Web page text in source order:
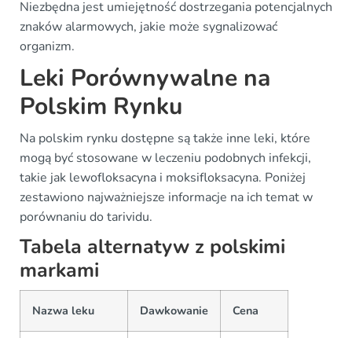
Niezbędna jest umiejętność dostrzegania potencjalnych
znaków alarmowych, jakie może sygnalizować
organizm.
Leki Porównywalne na
Polskim Rynku
Na polskim rynku dostępne są także inne leki, które
mogą być stosowane w leczeniu podobnych infekcji,
takie jak lewofloksacyna i moksifloksacyna. Poniżej
zestawiono najważniejsze informacje na ich temat w
porównaniu do tarividu.
Tabela alternatyw z polskimi
markami
Nazwa leku Dawkowanie Cena